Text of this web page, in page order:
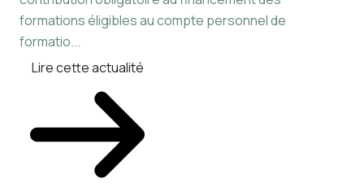
formations éligibles au compte personnel de
formatio...
Lire cette actualité